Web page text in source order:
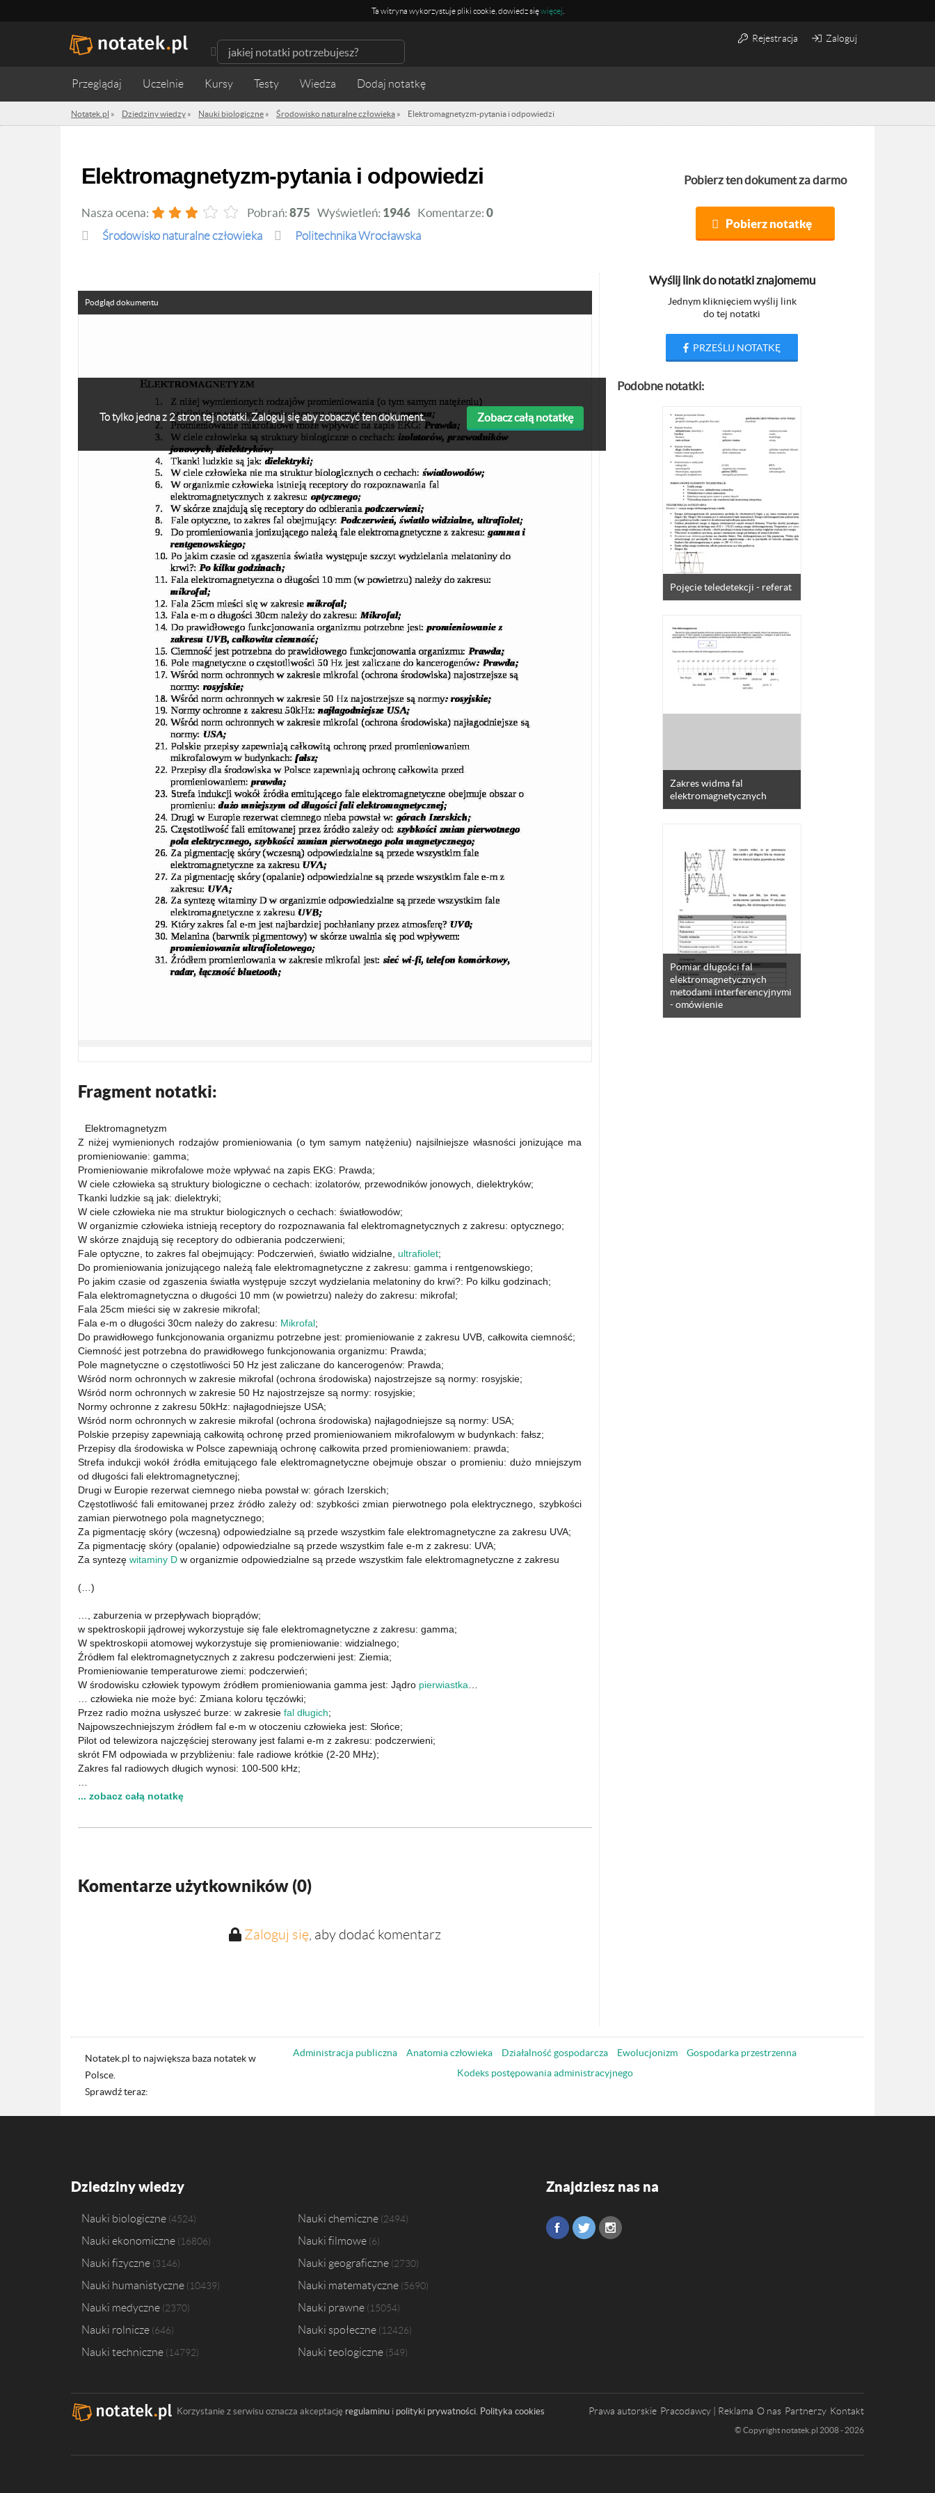
Ta witryna wykorzystuje pliki cookie, dowiedz sięwięcej
Rejestracja Zaloguj
Przeglądaj Uczelnie Kursy Testy Wiedza
Notatek.pl » Dziedziny wiedzy » Nauki biologiczne » Środowisko naturalne człowieka » Elektromagnetyzm-pytania i odpowiedzi
Elektromagnetyzm-pytania i odpowiedzi
Nasza ocena: Pobrań: 875 Wyświetleń: 1946 Komentarze: 0
Środowisko naturalne człowieka Politechnika Wrocławska
Pobierz ten dokument za darmo
Pobierz notatkę
To tylko jedna z 2 stron tej notatki. Zaloguj się aby zobaczyć ten dokument. Zobacz całą notatkę
Podgląd dokumentu
Fragment notatki:
Elektromagnetyzm
Z niżej wymienionych rodzajów promieniowania (o tym samym natężeniu) najsilniejsze własności jonizujące ma
promieniowanie: gamma;
Promieniowanie mikrofalowe może wpływać na zapis EKG: Prawda;
W ciele człowieka są struktury biologiczne o cechach: izolatorów, przewodników jonowych, dielektryków;
Tkanki ludzkie są jak: dielektryki;
W ciele człowieka nie ma struktur biologicznych o cechach: światłowodów;
W organizmie człowieka istnieją receptory do rozpoznawania fal elektromagnetycznych z zakresu: optycznego;
W skórze znajdują się receptory do odbierania podczerwieni;
Fale optyczne, to zakres fal obejmujący: Podczerwień, światło widzialne, ultrafiolet;
Do promieniowania jonizującego należą fale elektromagnetyczne z zakresu: gamma i rentgenowskiego;
Po jakim czasie od zgaszenia światła występuje szczyt wydzielania melatoniny do krwi?: Po kilku godzinach;
Fala elektromagnetyczna o długości 10 mm (w powietrzu) należy do zakresu: mikrofal;
Fala 25cm mieści się w zakresie mikrofal;
Fala e-m o długości 30cm należy do zakresu: Mikrofal;
Do prawidłowego funkcjonowania organizmu potrzebne jest: promieniowanie z zakresu UVB, całkowita ciemność;
Ciemność jest potrzebna do prawidłowego funkcjonowania organizmu: Prawda;
Pole magnetyczne o częstotliwości 50 Hz jest zaliczane do kancerogenów: Prawda;
Wśród norm ochronnych w zakresie mikrofal (ochrona środowiska) najostrzejsze są normy: rosyjskie;
Wśród norm ochronnych w zakresie 50 Hz najostrzejsze są normy: rosyjskie;
Normy ochronne z zakresu 50kHz: najłagodniejsze USA;
Wśród norm ochronnych w zakresie mikrofal (ochrona środowiska) najłagodniejsze są normy: USA;
Polskie przepisy zapewniają całkowitą ochronę przed promieniowaniem mikrofalowym w budynkach: fałsz;
Przepisy dla środowiska w Polsce zapewniają ochronę całkowita przed promieniowaniem: prawda;
Strefa indukcji wokół źródła emitującego fale elektromagnetyczne obejmuje obszar o promieniu: dużo mniejszym
od długości fali elektromagnetycznej;
Drugi w Europie rezerwat ciemnego nieba powstał w: górach Izerskich;
Częstotliwość fali emitowanej przez źródło zależy od: szybkości zmian pierwotnego pola elektrycznego, szybkości
zamian pierwotnego pola magnetycznego;
Za pigmentację skóry (wczesną) odpowiedzialne są przede wszystkim fale elektromagnetyczne za zakresu UVA;
Za pigmentację skóry (opalanie) odpowiedzialne są przede wszystkim fale e-m z zakresu: UVA;
Za syntezę witaminy D w organizmie odpowiedzialne są przede wszystkim fale elektromagnetyczne z zakresu
(…)
…, zaburzenia w przepływach bioprądów;
w spektroskopii jądrowej wykorzystuje się fale elektromagnetyczne z zakresu: gamma;
W spektroskopii atomowej wykorzystuje się promieniowanie: widzialnego;
Źródłem fal elektromagnetycznych z zakresu podczerwieni jest: Ziemia;
Promieniowanie temperaturowe ziemi: podczerwień;
W środowisku człowiek typowym źródłem promieniowania gamma jest: Jądro pierwiastka
… człowieka nie może być: Zmiana koloru tęczówki;
Przez radio można usłyszeć burze: w zakresie fal długich;
Najpowszechniejszym źródłem fal e-m w otoczeniu człowieka jest: Słońce;
Pilot od telewizora najczęściej sterowany jest falami e-m z zakresu: podczerwieni;
skrót FM odpowiada w przybliżeniu: fale radiowe krótkie (2-20 MHz);
Zakres fal radiowych długich wynosi: 100-500 kHz;
... zobacz całą notatkę
Komentarze użytkowników (0)
Zaloguj się, aby dodać komentarz
Wyślij link do notatki znajomemu
Jednym kliknięciem wyślij link
do tej notatki
PRZEŚLIJ NOTATKĘ
Podobne notatki:
Pojęcie teledetekcji - referat
Zakres widma fal
elektromagnetycznych
Pomiar długości fal
elektromagnetycznych
metodami interferencyjnymi
- omówienie
Notatek.pl to największa baza notatek w
Polsce.
Sprawdź teraz:
Administracja publiczna Anatomia człowieka Działalność gospodarcza Ewolucjonizm
Gospodarka przestrzenna
Kodeks postępowania administracyjnego
Dziedziny wiedzy
Nauki biologiczne 4524 Nauki chemiczne 2494
Nauki ekonomiczne 16806 Nauki filmowe 6
Nauki fizyczne 3146 Nauki geograficzne 2730
Nauki humanistyczne 10439 Nauki matematyczne 5690
Nauki medyczne 2370 Nauki prawne 15054
Nauki rolnicze 646 Nauki społeczne 12426
Nauki techniczne 14792 Nauki teologiczne 549
Znajdziesz nas na
Korzystanie z serwisu oznacza akceptację regulaminu i polityki prywatności. Polityka cookies Prawa autorskie Pracodawcy | Reklama O nas Partnerzy Kontakt
© Copyright notatek.pl 2008 - 2026